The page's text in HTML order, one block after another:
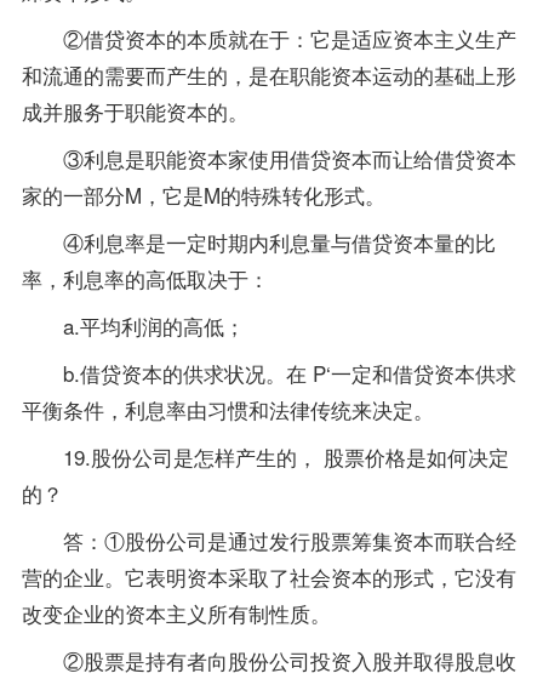
②借贷资本的本质就在于：它是适应资本主义生产
和流通的需要而产生的，是在职能资本运动的基础上形
成并服务于职能资本的。
③利息是职能资本家使用借贷资本而让给借贷资本
家的一部分M，它是M的特殊转化形式。
④利息率是一定时期内利息量与借贷资本量的比
率，利息率的高低取决于：
a.平均利润的高低；
b.借贷资本的供求状况。在 P‘一定和借贷资本供求
平衡条件，利息率由习惯和法律传统来决定。
19.股份公司是怎样产生的， 股票价格是如何决定
的？
答：①股份公司是通过发行股票筹集资本而联合经
营的企业。它表明资本采取了社会资本的形式，它没有
改变企业的资本主义所有制性质。
②股票是持有者向股份公司投资入股并取得股息收